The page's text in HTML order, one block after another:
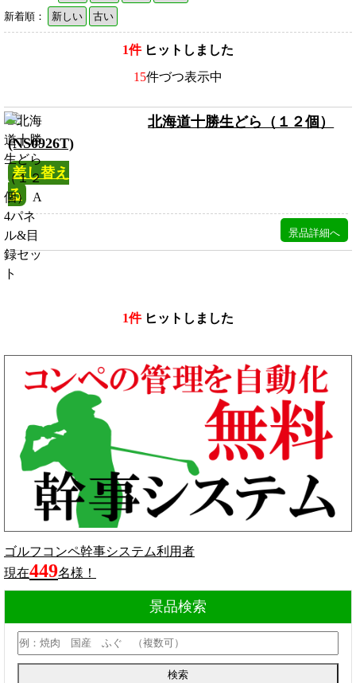
新着順：
新しい 古い
1件ヒットしました
15件づつ表示中
北海道十勝生どら（１２個）
(NS0926T)
差し替え
る
1件ヒットしました
ゴルフコンペ幹事システム利用者
現在449名様！
景品検索